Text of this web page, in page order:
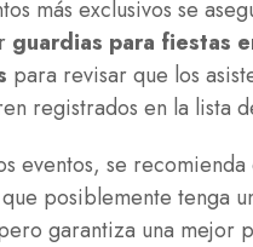
más exclusivos se
guardias para fiestas
para revisar que los
registrados en la lista
eventos, se
posiblemente tenga
garantiza una mejor